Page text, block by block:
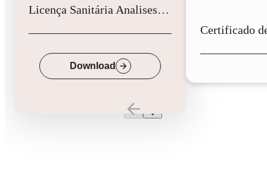
Licença Sanitária Analises Clinicas
Download